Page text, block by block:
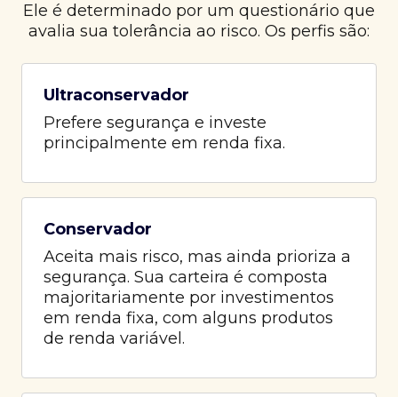
Ele é determinado por um questionário que
avalia sua tolerância ao risco. Os perfis são:
Ultraconservador
Prefere segurança e investe
principalmente em renda fixa.
Conservador
Aceita mais risco, mas ainda prioriza a
segurança. Sua carteira é composta
majoritariamente por investimentos
em renda fixa, com alguns produtos
de renda variável.